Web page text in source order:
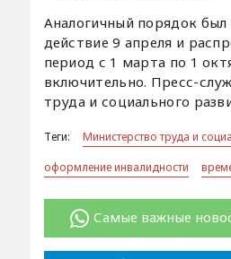
Аналогичный порядок был
действие 9 апреля и
период с 1 марта по 1
включительно. Пресс-
труда и социального
Теги:
Министерство труда и
оформление инвалидности
Самые важные